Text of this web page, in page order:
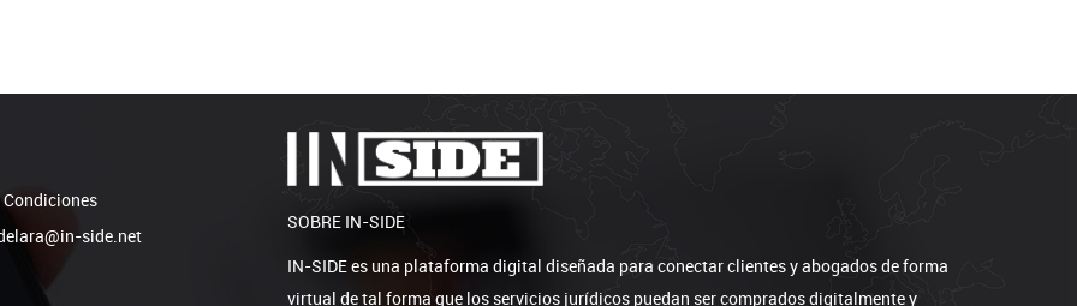
side.net
SOBRE IN-SIDE
IN-SIDE es una plataforma digital diseñada para conectar clientes y abogados de forma
virtual de tal forma que los servicios jurídicos puedan ser comprados digitalmente y